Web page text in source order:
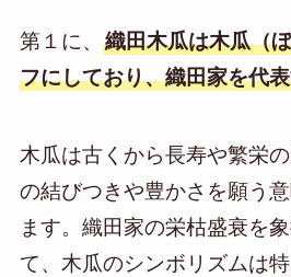
第１に、 織田木瓜は木瓜（
フにしており、織田家を代
木瓜は古くから長寿や繁栄
の結びつきや豊かさを願う
ます。織田家の栄枯盛衰を
て、木瓜のシンボリズムは